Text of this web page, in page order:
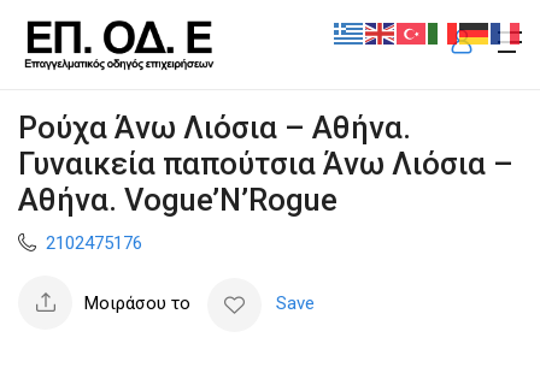
Ρούχα Άνω Λιόσια – Αθήνα.
Γυναικεία παπούτσια Άνω Λιόσια –
Αθήνα. Vogue’N’Rogue
2102475176
Μοιράσου το Save